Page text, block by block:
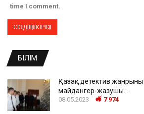
time I comment.
БІЛІМ
Қазақ детектив жанрының
майдангер-жазушы…
08.05.2023 7 974